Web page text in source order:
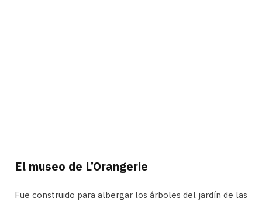
El museo de L’Orangerie
Fue construido para albergar los árboles del jardín de las